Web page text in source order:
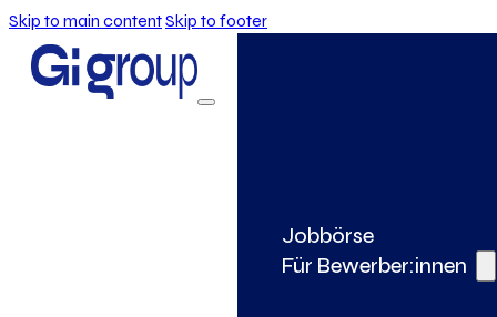
Skip to main contentSkip to footer
Jobbörse
Für Bewerber:innen